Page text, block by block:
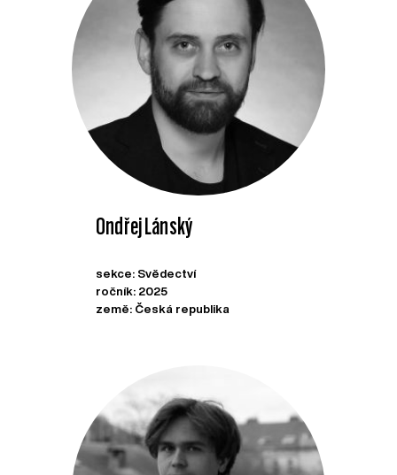
Ondřej Lánský
sekce: Svědectví
ročník: 2025
země: Česká republika